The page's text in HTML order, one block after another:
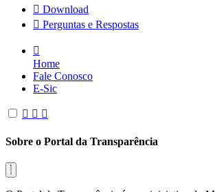
Download
Perguntas e Respostas
Home
Fale Conosco
E-Sic
Sobre o Portal da Transparência